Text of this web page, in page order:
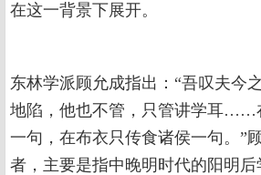
在这一背景下展开。
东林学派顾允成指出：“吾叹夫今
地陷，他也不管，只管讲学耳……
一句，在布衣只传食诸侯一句。”
者，主要是指中晚明时代的阳明